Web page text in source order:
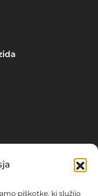
piškotke, ki služijo